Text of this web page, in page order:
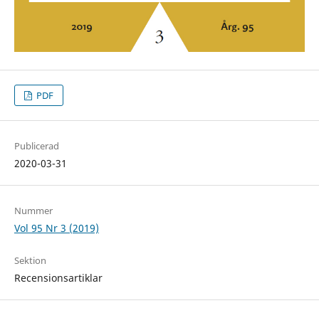
PDF
Publicerad
2020-03-31
Nummer
Vol 95 Nr 3 (2019)
Sektion
Recensionsartiklar